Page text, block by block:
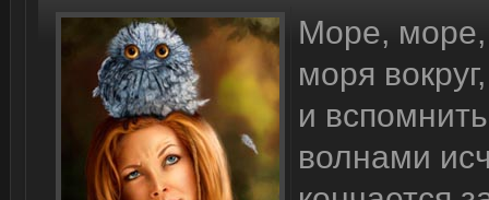
Море, море,
моря
и
волнами